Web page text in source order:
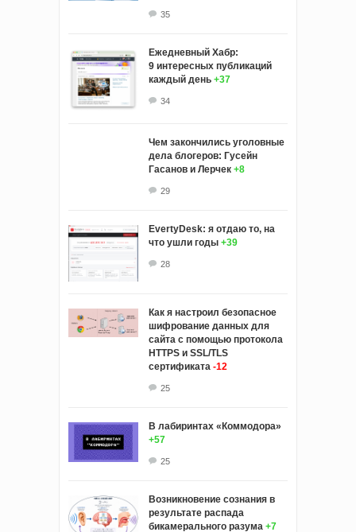
35
Ежедневный Хабр:
9 интересных публикаций
каждый день +37
34
Чем закончились уголовные
дела блогеров: Гусейн
Гасанов и Лерчек +8
29
EvertyDesk: я отдаю то, на
что ушли годы +39
28
Как я настроил безопасное
шифрование данных для
сайта с помощью протокола
HTTPS и SSL/TLS
сертификата -12
25
В лабиринтах «Коммодора»
+57
25
Возникновение сознания в
результате распада
бикамерального разума +7